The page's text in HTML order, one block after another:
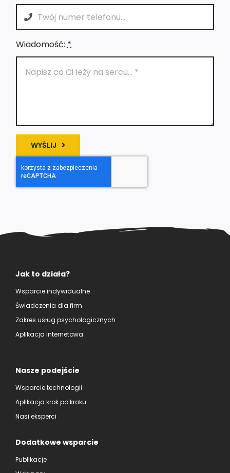
Wiadomość:*
WYŚLIJ
Jak to działa?
Wsparcie indywidualne
Świadczenia dla firm
Zakres usług psychologicznych
Aplikacja internetowa
Nasze podejście
Wsparcie technologii
Aplikacja krok po kroku
Nasi eksperci
Dodatkowe wsparcie
Publikacje